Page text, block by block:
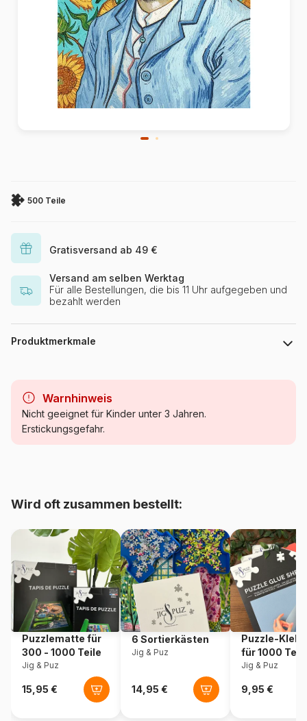
500 Teile
Gratisversand ab 49 €
Versand am selben Werktag
Für alle Bestellungen, die bis 11 Uhr aufgegeben und
bezahlt werden
Produktmerkmale
Kategorie Puzzle - Tiger
Artikelnummer Trefl-37626
EAN 5900511376265
Teileanzahl 500 Teile
Maße 48 x 34 cm
Warnhinweis
Nicht geeignet für Kinder unter 3 Jahren.
Erstickungsgefahr.
Wird oft zusammen bestellt:
Puzzlematte für
300 - 1000 Teile
Jig & Puz
6 Sortierkästen
Jig & Puz
Puzzle-
für 1000
Jig & Puz